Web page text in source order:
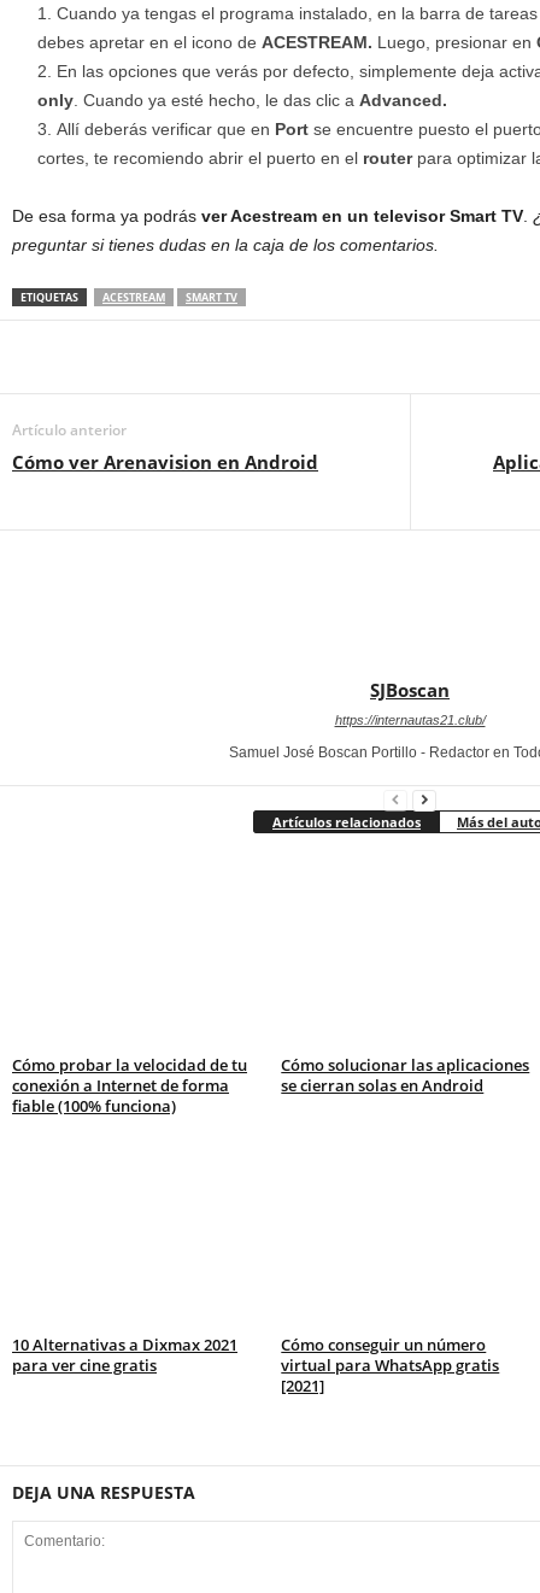
Cuando ya tengas el programa instalado, en la barra de
debes apretar en el icono de ACESTREAM. Luego, presionar en
En las opciones que verás por defecto, simplemente deja
only . Cuando ya esté hecho, le das clic a Advanced.
Allí deberás verificar que en Port se encuentre puesto el
cortes, te recomiendo abrir el puerto en el routerpara optimizar
De esa forma ya podrás ver Acestream en un televisor Smart TV
preguntar si tienes dudas en la caja de los comentarios.
ETIQUETAS ACESTREAM SMART TV
Artículo anterior
Cómo ver Arenavision en Android
SJBoscan
https://internautas21.club/
Samuel José Boscan Portillo - Redactor en
Artículos relacionados Más del
Cómo probar la velocidad de tu
conexión a Internet de forma
fiable (100% funciona)
Cómo solucionar las aplicaciones
se cierran solas en Android
10 Alternativas a Dixmax 2021
para ver cine gratis
Cómo conseguir un número
virtual para WhatsApp gratis
[2021]
DEJA UNA RESPUESTA